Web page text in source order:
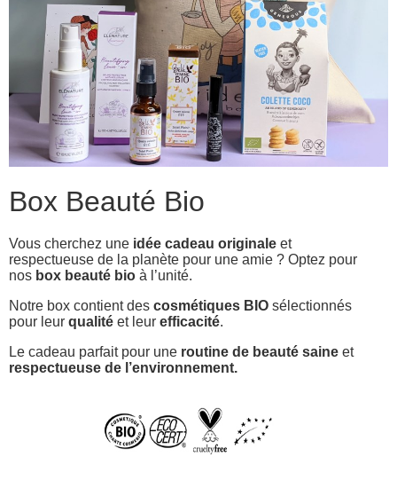
Box Beauté Bio
Vous cherchez une idée cadeau originale et
respectueuse de la planète pour une amie ? Optez pour
nos box beauté bio à l’unité.
Notre box contient des cosmétiques BIO sélectionnés
pour leur qualité et leur efficacité.
Le cadeau parfait pour une routine de beauté saine et
respectueuse de l’environnement.